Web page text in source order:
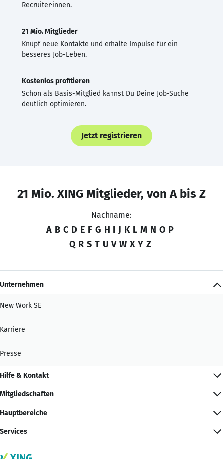
Recruiter·innen.
21 Mio. Mitglieder
Knüpf neue Kontakte und erhalte Impulse für ein
besseres Job-Leben.
Kostenlos profitieren
Schon als Basis-Mitglied kannst Du Deine Job-Suche
deutlich optimieren.
Jetzt registrieren
21 Mio. XING Mitglieder, von A bis Z
Nachname:
A B C D E F G H I J K L M N O P
Q R S T U V W X Y Z
Unternehmen
New Work SE
Karriere
Presse
Hilfe & Kontakt
Mitgliedschaften
Hauptbereiche
Services